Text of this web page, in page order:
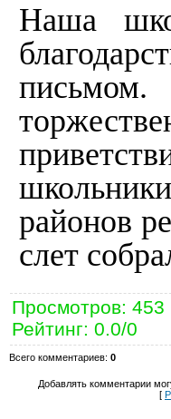
Наша
районов
слет
Просмотров: 453
Рейтинг: 0.0/0
Всего комментариев: 0
Добавлять комментарии
[